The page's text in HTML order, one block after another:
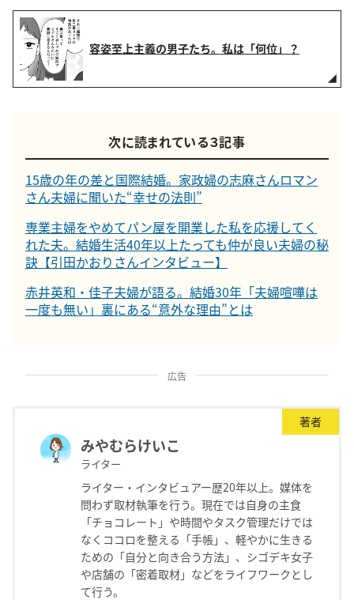
容姿至上主義の男子たち。私は「何位」？
次に読まれている３記事
15歳の年の差と国際結婚。家政婦の志麻さんロマン
さん夫婦に聞いた“幸せの法則”
専業主婦をやめてパン屋を開業した私を応援してく
れた夫。結婚生活40年以上たっても仲が良い夫婦の秘
訣【引田かおりさんインタビュー】
赤井英和・佳子夫婦が語る。結婚30年「夫婦喧嘩は
一度も無い」裏にある“意外な理由”とは
広告
著者
みやむらけいこ
ライター
ライター・インタビュアー歴20年以上。媒体を
問わず取材執筆を行う。現在では自身の主食
「チョコレート」や時間やタスク管理だけでは
なくココロを整える「手帳」、軽やかに生きる
ための「自分と向き合う方法」、シゴデキ女子
や店舗の「密着取材」などをライフワークとし
て行う。